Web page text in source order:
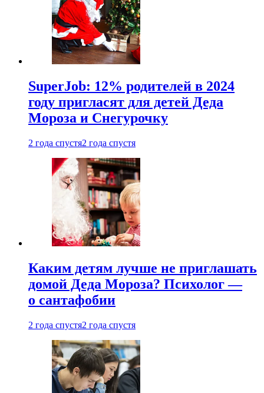
SuperJob: 12% родителей в 2024
году пригласят для детей Деда
Мороза и Снегурочку
2 года спустя2 года спустя
Каким детям лучше не приглашать
домой Деда Мороза? Психолог —
о сантафобии
2 года спустя2 года спустя